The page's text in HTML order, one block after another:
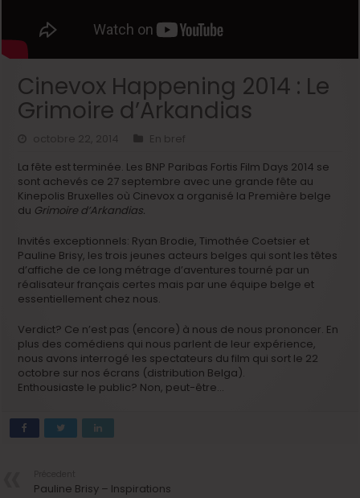
Cinevox Happening 2014 : Le
Grimoire d’Arkandias
octobre 22, 2014
En bref
La fête est terminée. Les BNP Paribas Fortis Film Days 2014 se
sont achevés ce 27 septembre avec une grande fête au
Kinepolis Bruxelles où Cinevox a organisé la Première belge
du Grimoire d’Arkandias.
Invités exceptionnels: Ryan Brodie, Timothée Coetsier et
Pauline Brisy, les trois jeunes acteurs belges qui sont les têtes
d’affiche de ce long métrage d’aventures tourné par un
réalisateur français certes mais par une équipe belge et
essentiellement chez nous.
Verdict? Ce n’est pas (encore) à nous de nous prononcer. En
plus des comédiens qui nous parlent de leur expérience,
nous avons interrogé les spectateurs du film qui sort le 22
octobre sur nos écrans (distribution Belga).
Enthousiaste le public? Non, peut-être…
Pauline Brisy – Inspirations